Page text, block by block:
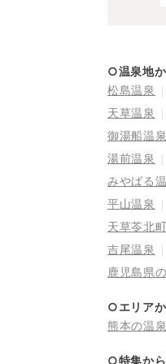
○温泉地
松島温泉
天草温泉
御湯船温泉
湯前温泉
みやばる
平山温泉
天草苓北
吉尾温泉
鹿児島県
○エリア
熊本の温
○特集か